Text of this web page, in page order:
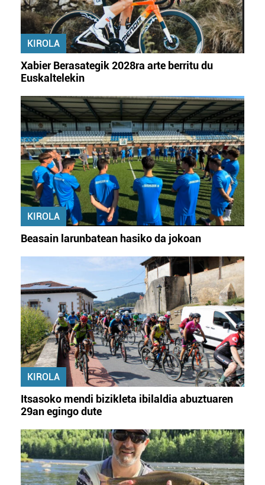
KIROLA
Xabier Berasategik 2028ra arte berritu du
Euskaltelekin
KIROLA
Beasain larunbatean hasiko da jokoan
KIROLA
Itsasoko mendi bizikleta ibilaldia abuztuaren
29an egingo dute